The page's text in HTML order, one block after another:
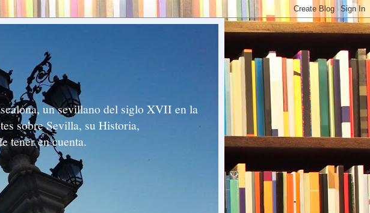
un sevillano del siglo XVII en la
sobre Sevilla, su Historia,
tener en cuenta.